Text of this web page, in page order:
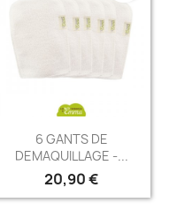
Aperçu rapide
6 GANTS DE
DEMAQUILLAGE -...
20,90 €